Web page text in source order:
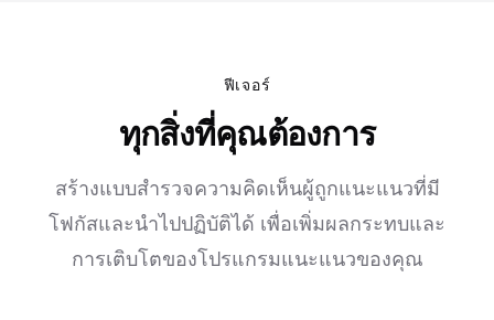
ฟีเจอร์
ทุกสิ่งที่คุณต้องการ
สร้างแบบสำรวจความคิดเห็นผู้ถูกแนะแนวที่มี
โฟกัสและนำไปปฏิบัติได้ เพื่อเพิ่มผลกระทบและ
การเติบโตของโปรแกรมแนะแนวของคุณ